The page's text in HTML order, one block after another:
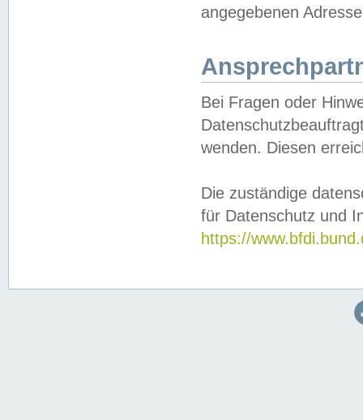
angegebenen
Bei Fragen oder
wenden. Diesen
Die zuständige
für Datenschutz und
https://